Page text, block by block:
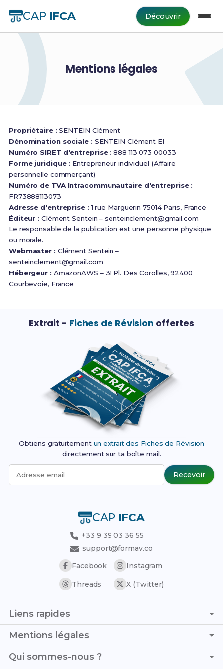
CAP IFCA Découvrir
Mentions légales
Propriétaire :SENTEIN Clément
Dénomination sociale : SENTEIN Clément EI
Numéro SIRET d'entreprise :888 113 073 00033
Forme juridique : Entrepreneur individuel (Affaire
personnelle commerçant)
Numéro de TVA Intracommunautaire d'entreprise :
FR73888113073
Adresse d'entreprise :1 rue Marguerin 75014 Paris, France
Éditeur : Clément Sentein –senteinclement@gmail.com
Le responsable de la publication est une personne physique
ou morale.
Webmaster : Clément Sentein –
senteinclement@gmail.com
Hébergeur : AmazonAWS – 31 Pl. Des Corolles, 92400
Courbevoie, France
Extrait - Fiches de Révision offertes
Obtiens gratuitement un extrait des Fiches de Révision
directement sur ta boîte mail.
Adresse email Recevoir
CAP IFCA
+33 9 39 03 36 55
support@formav.co
Facebook
Instagram
Threads X (Twitter)
Liens rapides
Page d'accueil
Simulateur de notes
Trouver son stage
Mentions légales
C.G.V. - C.G.U.
Qui sommes-nous ?